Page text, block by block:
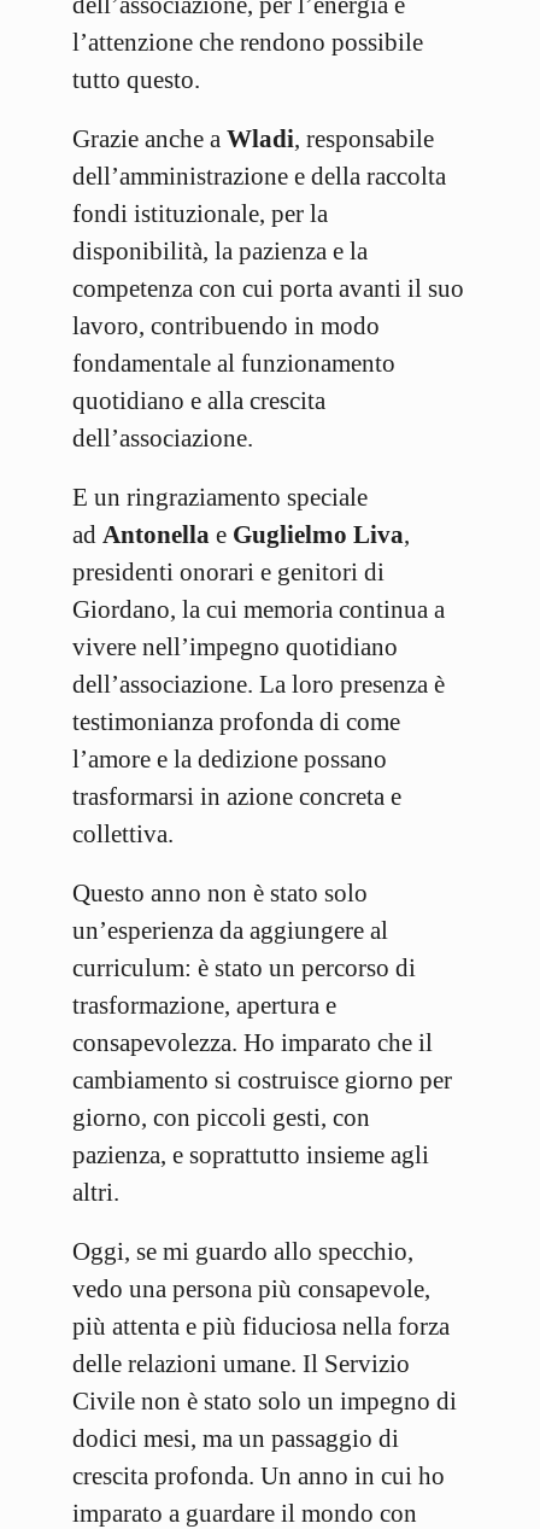
l’attenzione che rendono possibile
tutto questo.
Grazie anche a Wladi, responsabile
dell’amministrazione e della raccolta
fondi istituzionale, per la
disponibilità, la pazienza e la
competenza con cui porta avanti il suo
lavoro, contribuendo in modo
fondamentale al funzionamento
quotidiano e alla crescita
dell’associazione.
E un ringraziamento speciale
ad Antonella e Guglielmo Liva,
presidenti onorari e genitori di
Giordano, la cui memoria continua a
vivere nell’impegno quotidiano
dell’associazione. La loro presenza è
testimonianza profonda di come
l’amore e la dedizione possano
trasformarsi in azione concreta e
collettiva.
Questo anno non è stato solo
un’esperienza da aggiungere al
curriculum: è stato un percorso di
trasformazione, apertura e
consapevolezza. Ho imparato che il
cambiamento si costruisce giorno per
giorno, con piccoli gesti, con
pazienza, e soprattutto insieme agli
altri.
Oggi, se mi guardo allo specchio,
vedo una persona più consapevole,
più attenta e più fiduciosa nella forza
delle relazioni umane. Il Servizio
Civile non è stato solo un impegno di
dodici mesi, ma un passaggio di
crescita profonda. Un anno in cui ho
imparato a guardare il mondo con